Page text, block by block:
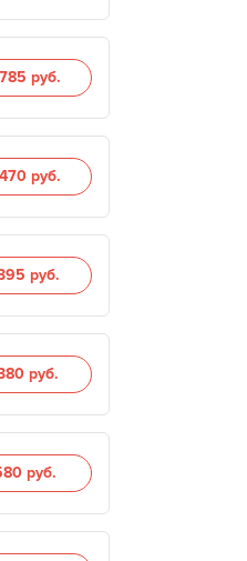
руб.
руб.
руб.
руб.
руб.